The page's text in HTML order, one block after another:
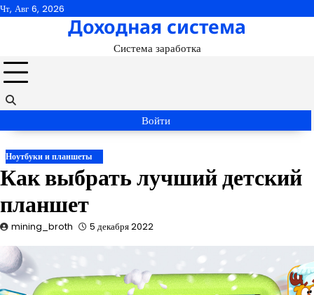
Перейти
Чт, Авг 6, 2026
Доходная система
Система заработка
Войти
Ноутбуки и планшеты
Как выбрать лучший детский
планшет
mining_broth 5 декабря 2022